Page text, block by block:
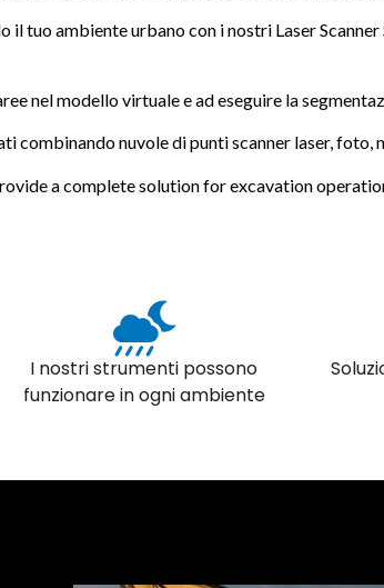
tuo ambiente urbano con i nostri Laser
nel modello virtuale e ad eseguire la
combinando nuvole di punti scanner laser,
a complete solution for excavation
I nostri strumenti possono
funzionare in ogni ambiente